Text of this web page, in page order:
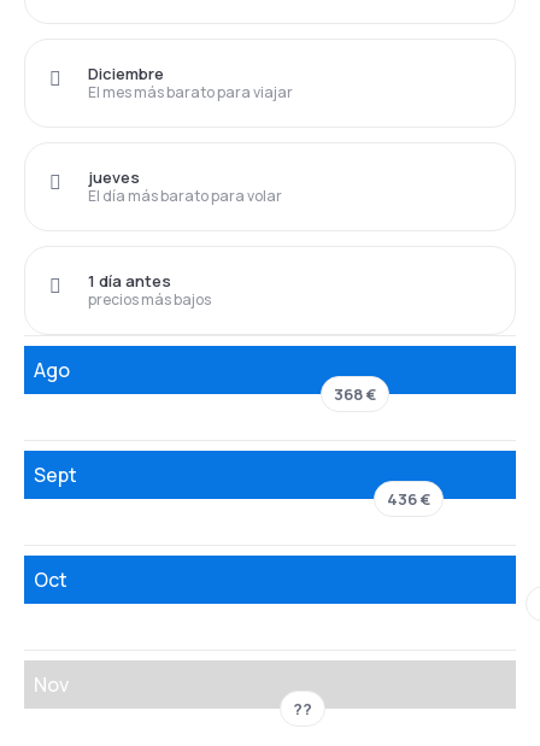
El mes más barato para viajar
Diciembre
El día más barato para volar
jueves
precios más bajos
1 día antes
Ago
368 €
Sept
436 €
Oct
Nov
??